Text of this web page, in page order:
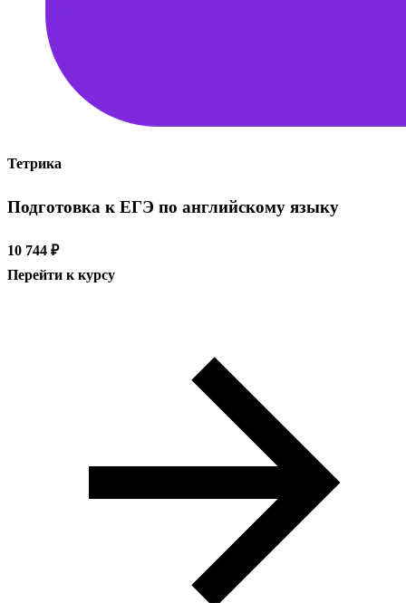
Тетрика
Подготовка к ЕГЭ по английскому языку
10 744 ₽
Перейти к курсу